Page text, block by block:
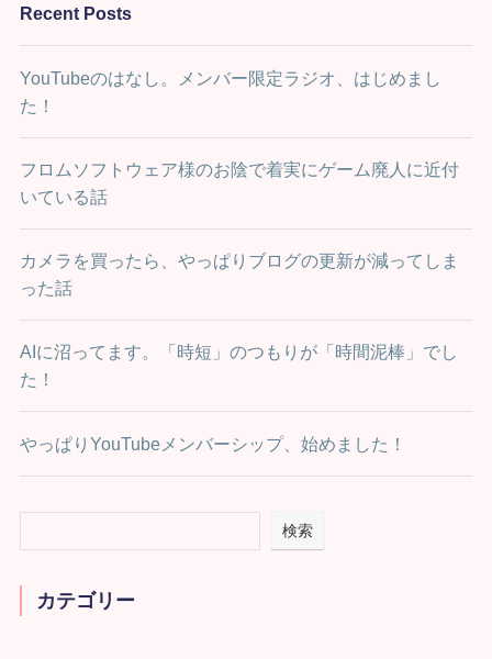
Recent Posts
YouTubeのはなし。メンバー限定ラジオ、はじめまし
た！
フロムソフトウェア様のお陰で着実にゲーム廃人に近付
いている話
カメラを買ったら、やっぱりブログの更新が減ってしま
った話
AIに沼ってます。「時短」のつもりが「時間泥棒」でし
た！
やっぱりYouTubeメンバーシップ、始めました！
検索
カテゴリー